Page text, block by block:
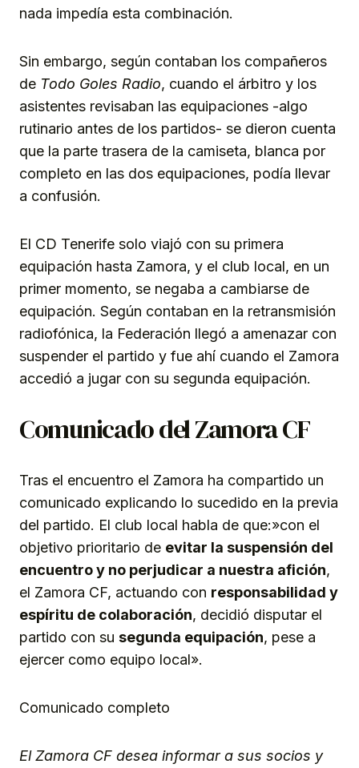
nada impedía esta combinación.
Sin embargo, según contaban los compañeros
de Todo Goles Radio, cuando el árbitro y los
asistentes revisaban las equipaciones -algo
rutinario antes de los partidos- se dieron cuenta
que la parte trasera de la camiseta, blanca por
completo en las dos equipaciones, podía llevar
a confusión.
El CD Tenerife solo viajó con su primera
equipación hasta Zamora, y el club local, en un
primer momento, se negaba a cambiarse de
equipación. Según contaban en la retransmisión
radiofónica, la Federación llegó a amenazar con
suspender el partido y fue ahí cuando el Zamora
accedió a jugar con su segunda equipación.
Comunicado del Zamora CF
Tras el encuentro el Zamora ha compartido un
comunicado explicando lo sucedido en la previa
del partido. El club local habla de que:»con el
objetivo prioritario de evitar la suspensión del
encuentro y no perjudicar a nuestra afición,
el Zamora CF, actuando con responsabilidad y
espíritu de colaboración, decidió disputar el
partido con su segunda equipación, pese a
ejercer como equipo local».
Comunicado completo
El Zamora CF desea informar a sus socios y